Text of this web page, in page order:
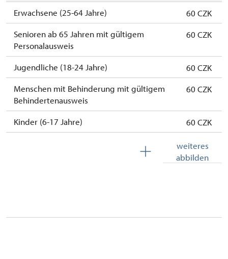
Erwachsene (25-64 Jahre)
60 CZK
Senioren ab 65 Jahren mit gültigem
Personalausweis
60 CZK
Jugendliche (18-24 Jahre)
60 CZK
Menschen mit Behinderung mit gültigem
Behindertenausweis
60 CZK
Kinder (6-17 Jahre)
60 CZK
kostenlos
kostenlos
Reiseleiter mit Gruppe ab 15 oder mehr
kostenlos
weiteres
abbilden